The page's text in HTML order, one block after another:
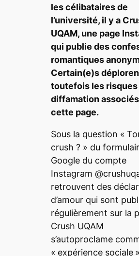
les célibataires de
l’université, il y a
UQAM, une page
qui publie des
romantiques
Certain(e)s
toutefois les risques
diffamation
cette page.
Sous la question «
crush ? » du
Google du compte
Instagram
retrouvent des
d’amour qui sont
régulièrement sur la
Crush UQAM
s’autoproclame
« expérience sociale